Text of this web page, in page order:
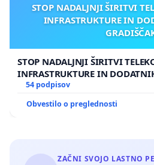
STOP NADALJNJI ŠIRITVI
INFRASTRUKTURE IN
STOP NADALJNJI ŠIRITVI
INFRASTRUKTURE IN
GRADIŠČAKU
54 podpisov
Obvestilo o preglednosti
ZAČNI SVOJO LASTNO